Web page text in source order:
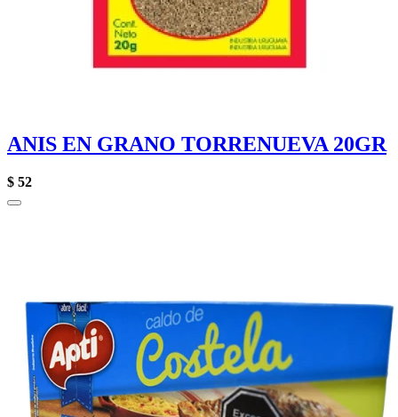
ANIS EN GRANO TORRENUEVA 20GR
$ 52